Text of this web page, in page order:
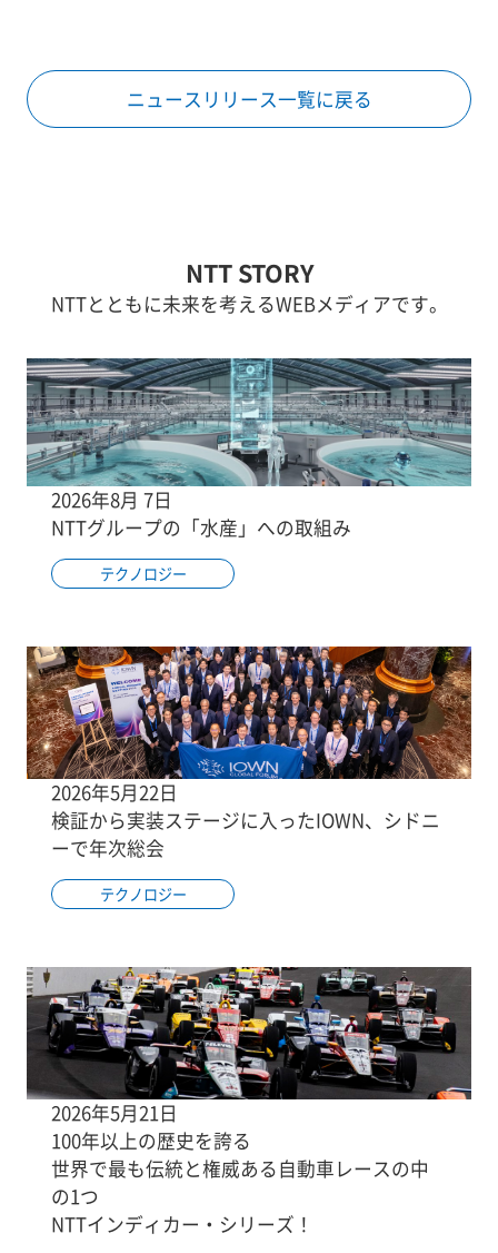
ニュースリリース一覧に戻る
NTT STORY
NTTとともに未来を考えるWEBメディアです。
2026年8月 7日
NTTグループの「水産」への取組み
テクノロジー
2026年5月22日
検証から実装ステージに入ったIOWN、シドニ
ーで年次総会
テクノロジー
2026年5月21日
100年以上の歴史を誇る
世界で最も伝統と権威ある自動車レースの中
の1つ
NTTインディカー・シリーズ！